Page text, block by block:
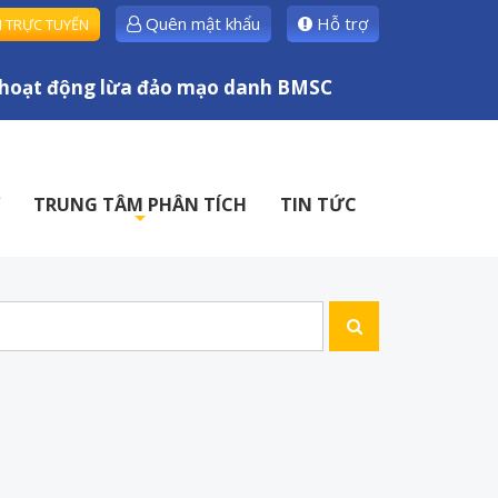
TUYẾN Quên mật khẩu Hỗ trợ
động lừa đảo mạo danh BMSC
TRUNG TÂM PHÂN TÍCH TIN TỨC